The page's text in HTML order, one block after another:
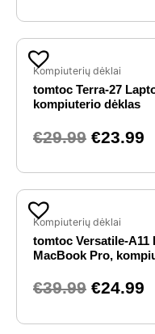
Kompiuterių dėklai
tomtoc Terra-27
kompiuterio dėklas
€29.99
price
was:
€29.99.
€23.99
Kompiuterių dėklai
tomtoc Versatile-A11
MacBook Pro,
€39.99
price
was:
€39.99.
€24.99